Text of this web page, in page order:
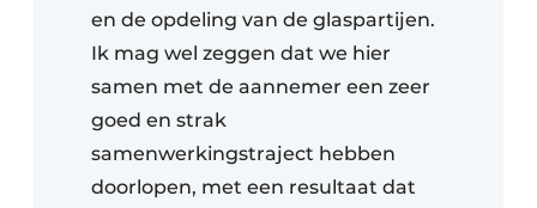
en de opdeling van de glaspartijen.
Ik mag wel zeggen dat we hier
samen met de aannemer een zeer
goed en strak
samenwerkingstraject hebben
doorlopen, met een resultaat dat